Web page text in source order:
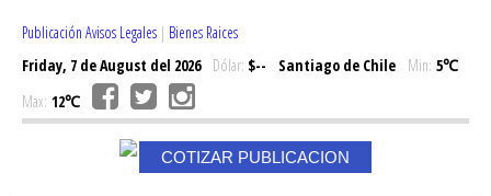
Publicación Avisos Legales | Bienes Raices
Friday, 7 de August del 2026Dólar: $-- Santiago de Chile Min: 5℃
Max: 12℃
COTIZAR PUBLICACION